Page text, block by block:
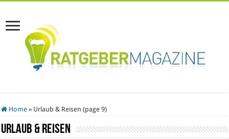
Home » Urlaub & Reisen (page 9)
Urlaub & Reisen